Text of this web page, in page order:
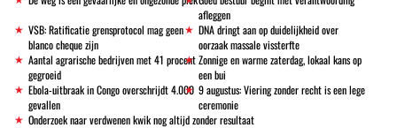
afleggen
VSB: Ratificatie grensprotocol mag geen
blanco cheque zijn
DNA dringt aan op duidelijkheid over
oorzaak massale vissterfte
Aantal agrarische bedrijven met 41 procent
gegroeid
Zonnige en warme zaterdag, lokaal kans op
een bui
Ebola-uitbraak in Congo overschrijdt 4.000
gevallen
9 augustus: Viering zonder recht is een lege
ceremonie
Onderzoek naar verdwenen kwik nog altijd zonder resultaat